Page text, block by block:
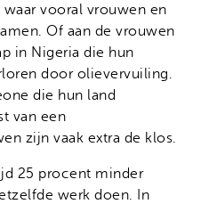
vooral vrouwen en
Of aan de vrouwen
in Nigeria die hun
door olievervuiling.
die hun land
van een
zijn vaak extra de klos.
25 procent minder
werk doen. In